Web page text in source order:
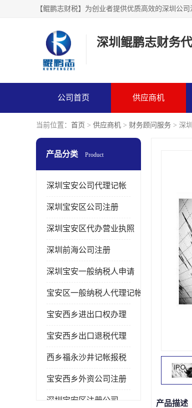
【鲲鹏志财税】为创业者提供优质高效的深圳公
深圳鲲鹏志财务
公司首页 供应商机
当前位置： 首页 > 供应商机 > 财务顾问服务 > 深
产品分类 Product
深圳宝安公司代理记帐
深圳宝安区公司注册
深圳宝安区代办营业执照
深圳前海公司注册
深圳宝安一般纳税人申请
宝安区一般纳税人代理记帐
宝安西乡进出口权办理
宝安西乡出口退税代理
西乡福永沙井记帐报税
宝安西乡外资公司注册
深圳宝安区注册公司 产品描述